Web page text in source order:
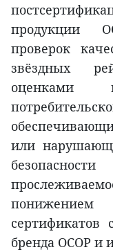
продукции
проверок
звёздных
оценками
или
понижением
бренда OCOP и